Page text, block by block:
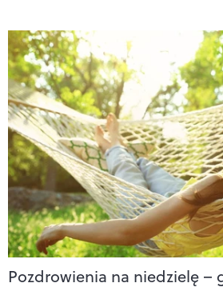
Pozdrowienia na niedzielę –